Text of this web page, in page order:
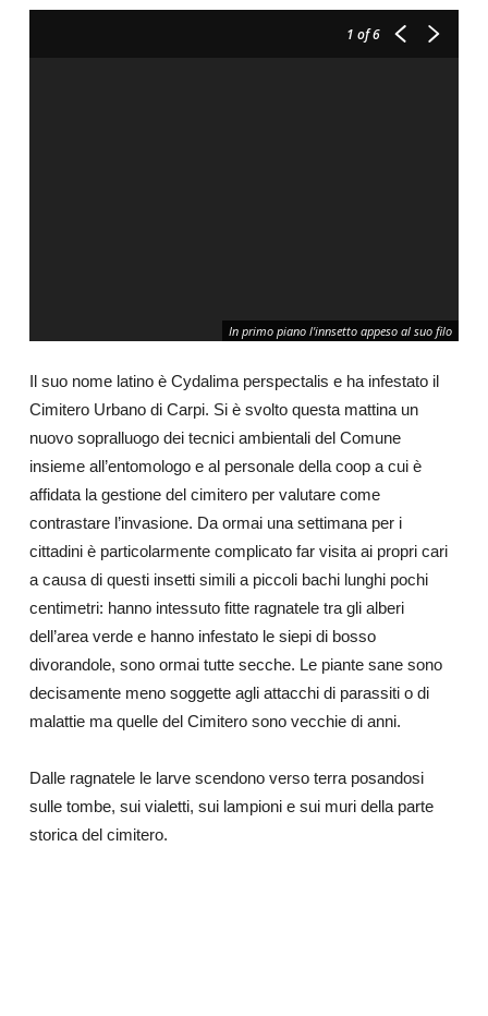
1 of 6
In primo piano l'innsetto appeso al suo filo
Il suo nome latino è Cydalima perspectalis e ha infestato il
Cimitero Urbano di Carpi. Si è svolto questa mattina un
nuovo sopralluogo dei tecnici ambientali del Comune
insieme all’entomologo e al personale della coop a cui è
affidata la gestione del cimitero per valutare come
contrastare l’invasione. Da ormai una settimana per i
cittadini è particolarmente complicato far visita ai propri cari
a causa di questi insetti simili a piccoli bachi lunghi pochi
centimetri: hanno intessuto fitte ragnatele tra gli alberi
dell’area verde e hanno infestato le siepi di bosso
divorandole, sono ormai tutte secche. Le piante sane sono
decisamente meno soggette agli attacchi di parassiti o di
malattie ma quelle del Cimitero sono vecchie di anni.
Dalle ragnatele le larve scendono verso terra posandosi
sulle tombe, sui vialetti, sui lampioni e sui muri della parte
storica del cimitero.